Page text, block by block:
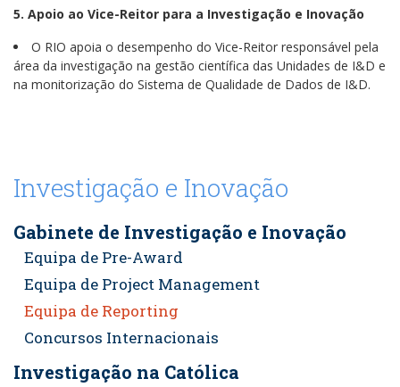
5. Apoio ao Vice-Reitor para a Investigação e Inovação
O RIO apoia o desempenho do Vice-Reitor responsável pela
área da investigação na gestão científica das Unidades de I&D e
na monitorização do Sistema de Qualidade de Dados de I&D.
Investigação e Inovação
Gabinete de Investigação e Inovação
Equipa de Pre-Award
Equipa de Project Management
Equipa de Reporting
Concursos Internacionais
Investigação na Católica